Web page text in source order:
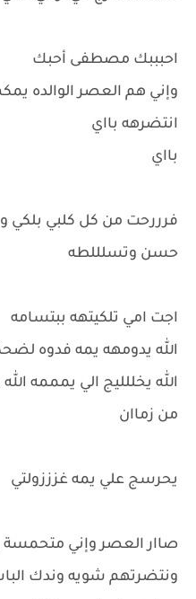
احبببك مصطفى أحبك
وإني هم العصر الوالده
انتضرهه بااي
بااي
فرررحت من كل كلبي بلكي
حسن وتسلللطه
اجت امي تلكيتهه ببتسامه
الله يدومهه يمه فدوه
الله يخللليج الي يمممه
من زماان
يحرسج علي يمه غزززولتي
صاار العصر وإني
ونتضرتهم شويه وندك